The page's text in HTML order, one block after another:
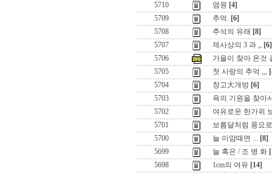
5710
염원 [4]
5709
추억. [6]
5708
추석의 유래 [8]
5707
제사상의 3 과 ,, [6]
5706
가을이 찾아 온것
5705
첫 사랑의 추억 ,,,
5704
창고大개방 [6]
5703
욕의 기원을 찾아
5702
여유로운 한가위
5701
보름달처럼 풍요
5700
늘 이맘때면 ... [8]
5699
늘 혹은 / 조 병 화
5698
1cm의 여유 [14]